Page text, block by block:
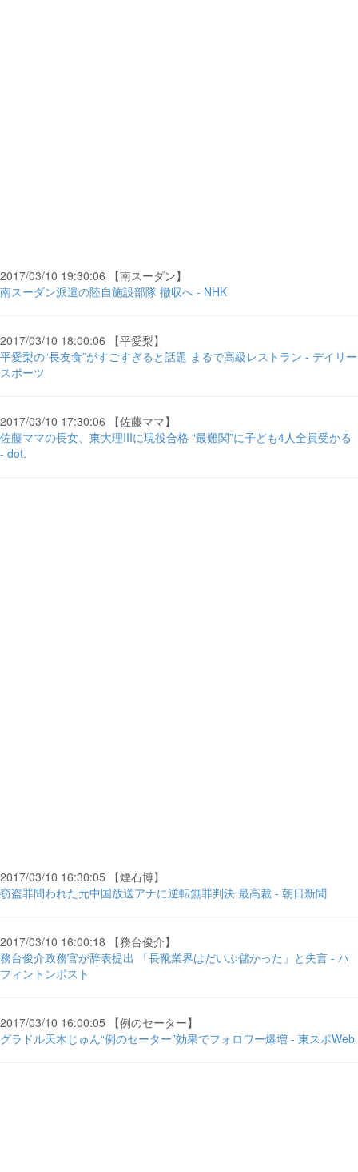
2017/03/10 19:30:06 【南スーダン】
南スーダン派遣の陸自施設部隊 撤収へ - NHK
2017/03/10 18:00:06 【平愛梨】
平愛梨の“長友食”がすごすぎると話題 まるで高級レストラン - デイリー
スポーツ
2017/03/10 17:30:06 【佐藤ママ】
佐藤ママの長女、東大理IIIに現役合格 “最難関”に子ども4人全員受かる
- dot.
2017/03/10 16:30:05 【煙石博】
窃盗罪問われた元中国放送アナに逆転無罪判決 最高裁 - 朝日新聞
2017/03/10 16:00:18 【務台俊介】
務台俊介政務官が辞表提出 「長靴業界はだいぶ儲かった」と失言 - ハ
フィントンポスト
2017/03/10 16:00:05 【例のセーター】
グラドル天木じゅん“例のセーター”効果でフォロワー爆増 - 東スポWeb